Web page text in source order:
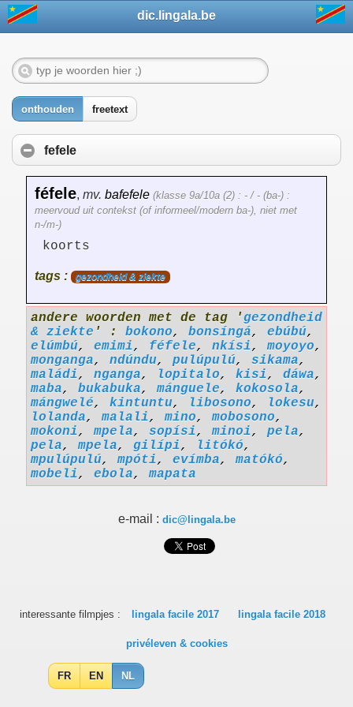
dic.lingala.be
onthouden freetext
fefele
féfele, mv. bafefele (klasse 9a/10a (2) : - / - (ba-) :
meervoud uit contekst (of informeel/modern ba-), niet met
n-/m-)
koorts
tags : gezondheid & ziekte
andere woorden met de tag 'gezondheid
& ziekte ' : bokono, bonsíngá, ebúbú,
elúmbú, emimi, féfele, nkísi,moyoyo,
monganga, ndúndu, pulúpulú, sikama,
maládi, nganga, lopitalo, kisi, dáwa,
maba, bukabuka,mánguele, kokosola,
mángwelé, kintuntu, libosono, lokesu,
lolanda,malali,mino,mobosono,
mokoni,mpela, sopísi,minoi, pela,
pela,mpela, gilípi, litókó,
mpulúpulú,mpóti, evímba,matókó,
mobeli, ebola,mapata
e-mail : dic@lingala.be
interessante filmpjes : lingala facile 2017 lingala facile 2018
privéleven & cookies
FR EN NL